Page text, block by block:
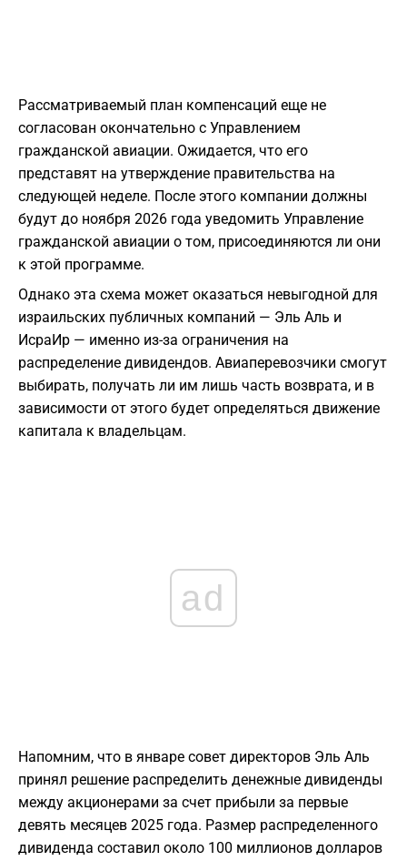
Рассматриваемый план компенсаций еще не
согласован окончательно с Управлением
гражданской авиации. Ожидается, что его
представят на утверждение правительства на
следующей неделе. После этого компании должны
будут до ноября 2026 года уведомить Управление
гражданской авиации о том, присоединяются ли они
к этой программе.
Однако эта схема может оказаться невыгодной для
израильских публичных компаний — Эль Аль и
ИсраИр — именно из-за ограничения на
распределение дивидендов. Авиаперевозчики смогут
выбирать, получать ли им лишь часть возврата, и в
зависимости от этого будет определяться движение
капитала к владельцам.
ad
Напомним, что в январе совет директоров Эль Аль
принял решение распределить денежные дивиденды
между акционерами за счет прибыли за первые
девять месяцев 2025 года. Размер распределенного
дивиденда составил около 100 миллионов долларов